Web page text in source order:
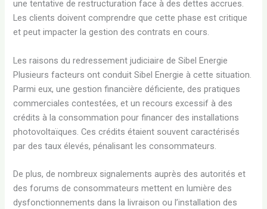
une tentative de restructuration face à des dettes accrues.
Les clients doivent comprendre que cette phase est critique
et peut impacter la gestion des contrats en cours.
Les raisons du redressement judiciaire de Sibel Energie
Plusieurs facteurs ont conduit Sibel Energie à cette situation.
Parmi eux, une gestion financière déficiente, des pratiques
commerciales contestées, et un recours excessif à des
crédits à la consommation pour financer des installations
photovoltaïques. Ces crédits étaient souvent caractérisés
par des taux élevés, pénalisant les consommateurs.
De plus, de nombreux signalements auprès des autorités et
des forums de consommateurs mettent en lumière des
dysfonctionnements dans la livraison ou l’installation des